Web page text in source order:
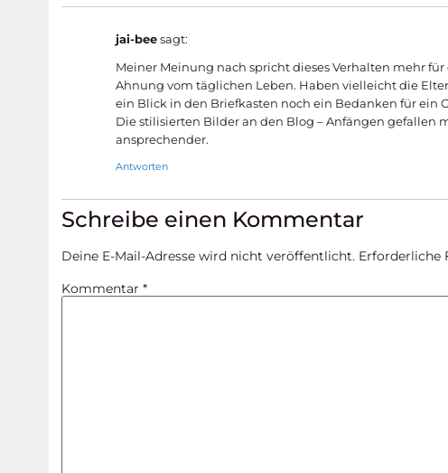
jai-bee sagt:
Meiner Meinung nach spricht dieses Verhalten mehr
Ahnung vom täglichen Leben. Haben vielleicht die
ein Blick in den Briefkasten noch ein Bedanken für ein
Die stilisierten Bilder an den Blog – Anfängen gefallen
ansprechender.
Antworten
Schreibe einen Kommentar
Deine E-Mail-Adresse wird nicht veröffentlicht. Erforderliche
Kommentar*